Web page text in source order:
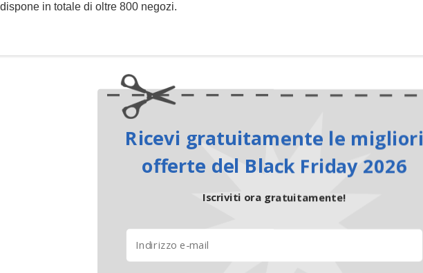
in totale di oltre 800 negozi.
Ricevi gratuitamente le migliori
offerte del Black Friday 2026
Iscriviti ora gratuitamente!